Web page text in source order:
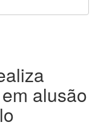
alusão